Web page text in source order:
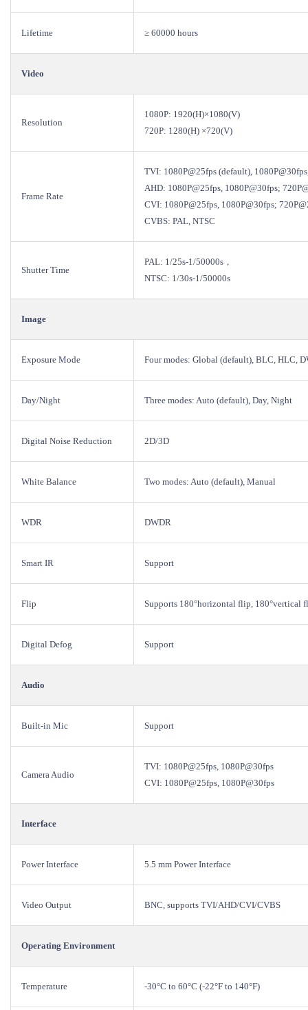
Lifetime ≥ 60000 hours
Video
Resolution
1080P: 1920(H)×1080(V)
720P: 1280(H) ×720(V)
Frame Rate
TVI: 1080P@25fps (default),
AHD: 1080P@25fps, 1080P@30fps;
CVI: 1080P@25fps, 1080P@30fps;
CVBS: PAL, NTSC
Shutter Time
PAL: 1/25s-1/50000s，
NTSC: 1/30s-1/50000s
Image
Exposure Mode Four modes: Global (default), BLC, HLC,
Day/Night Three modes: Auto (default), Day, Night
Digital Noise Reduction 2D/3D
White Balance Two modes: Auto (default), Manual
WDR DWDR
Smart IR Support
Flip Supports 180°horizontal flip, 180°vertical
Digital Defog Support
Audio
Built-in Mic Support
Camera Audio
TVI: 1080P@25fps, 1080P@30fps
CVI: 1080P@25fps, 1080P@30fps
Interface
Power Interface 5.5 mm Power Interface
Video Output BNC, supports TVI/AHD/CVI/CVBS
Operating Environment
Temperature -30°C to 60°C (-22°F to 140°F)